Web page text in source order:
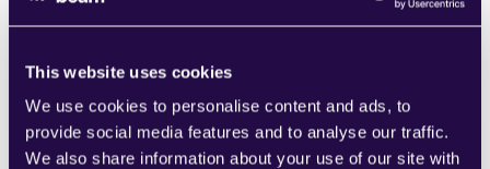
This website uses cookies
We use cookies to personalise content and ads, to
provide social media features and to analyse our traffic.
We also share information about your use of our site with
Páginas de inicio